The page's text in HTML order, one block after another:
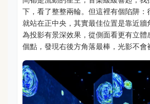
下，看了整整兩輪。但這裡有個陷阱：
就站在正中央，其實最佳位置是靠近牆
為投影有景深效果，從側面看更有立體
個點，發現右後方角落最棒，光影不會